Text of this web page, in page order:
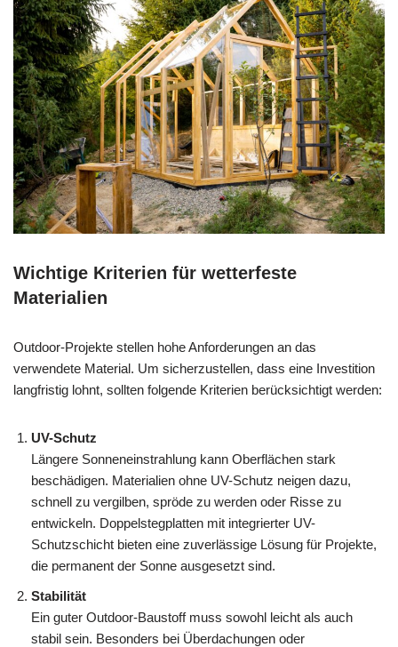
Wichtige Kriterien für wetterfeste
Materialien
Outdoor-Projekte stellen hohe Anforderungen an das
verwendete Material. Um sicherzustellen, dass eine Investition
langfristig lohnt, sollten folgende Kriterien berücksichtigt werden:
UV-Schutz
Längere Sonneneinstrahlung kann Oberflächen stark
beschädigen. Materialien ohne UV-Schutz neigen dazu,
schnell zu vergilben, spröde zu werden oder Risse zu
entwickeln. Doppelstegplatten mit integrierter UV-
Schutzschicht bieten eine zuverlässige Lösung für Projekte,
die permanent der Sonne ausgesetzt sind.
Stabilität
Ein guter Outdoor-Baustoff muss sowohl leicht als auch
stabil sein. Besonders bei Überdachungen oder